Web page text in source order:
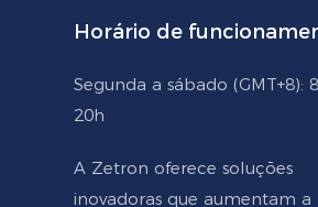
Horário de
Segunda a sábado (GMT+8):
20h
A Zetron oferece soluções
inovadoras que aumentam a